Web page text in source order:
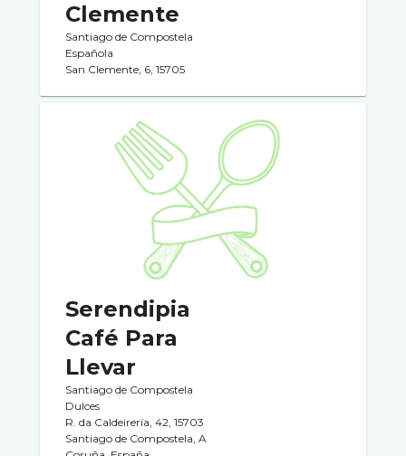
Clemente
Santiago de Compostela
Española
San Clemente, 6, 15705
Serendipia
Café Para
Llevar
Santiago de Compostela
Dulces
R. da Caldeirería, 42, 15703
Santiago de Compostela, A